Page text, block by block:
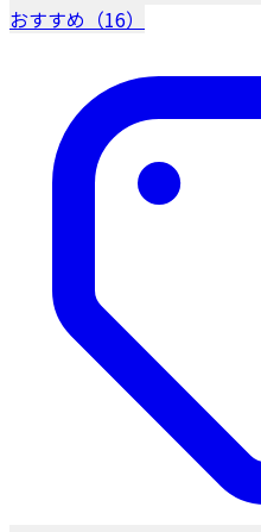
おすすめ（16）